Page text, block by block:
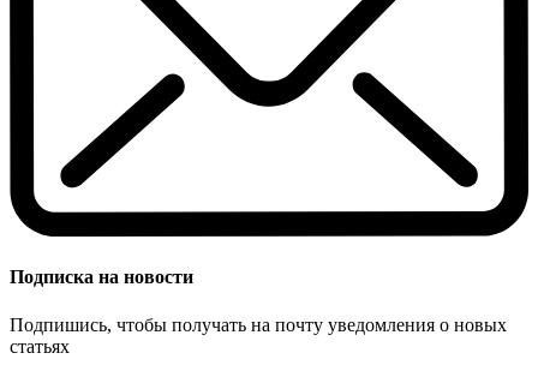
Подписка на новости
Подпишись, чтобы получать на почту уведомления о новых
статьях